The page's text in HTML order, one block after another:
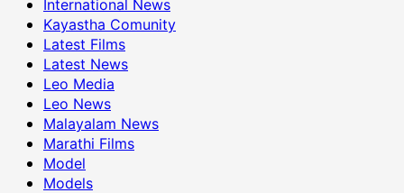
International News
Kayastha Comunity
Latest Films
Latest News
Leo Media
Leo News
Malayalam News
Marathi Films
Model
Models